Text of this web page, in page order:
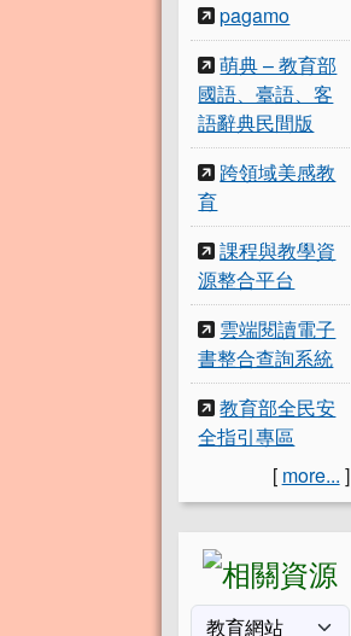
pagamo
萌典 – 教育部
國語、臺語、客
語辭典民間版
跨領域美感教
育
課程與教學資
源整合平台
雲端閱讀電子
書整合查詢系統
教育部全民安
全指引專區
[ more... ]